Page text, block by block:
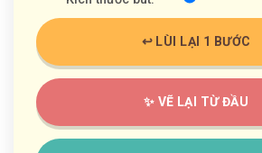
↩️ LÙI LẠI 1 BƯỚC
✨ VẼ LẠI TỪ ĐẦU